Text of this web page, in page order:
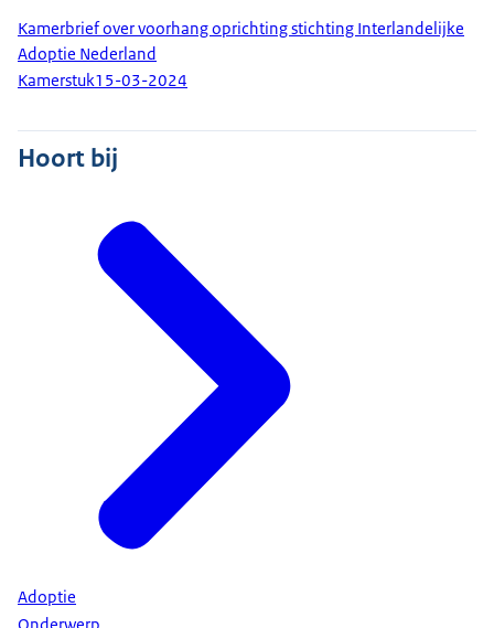
Kamerbrief over voorhang oprichting stichting Interlandelijke
Adoptie Nederland
Kamerstuk15-03-2024
Hoort bij
Adoptie